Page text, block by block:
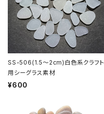
SS-506(1.5～2cm)白色系クラフト
用シーグラス素材
¥600